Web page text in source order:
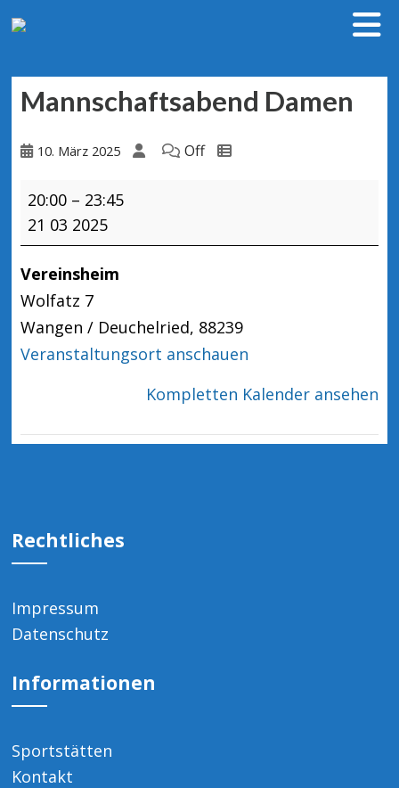
Mannschaftsabend Damen
10. März 2025 Off
Mannschaftsabend
Damen
20:00 – 23:45
21 03 2025
Vereinsheim
Wolfatz 7
Wangen / Deuchelried, 88239
Veranstaltungsort anschauen
Kompletten Kalender ansehen
Rechtliches
Impressum
Datenschutz
Informationen
Sportstätten
Kontakt